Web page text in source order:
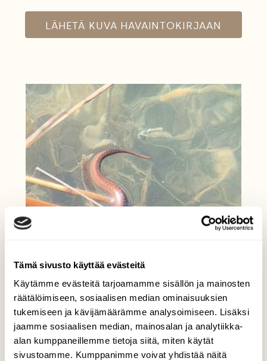
Tämä sivusto käyttää evästeitä
Käytämme evästeitä tarjoamamme sisällön ja mainosten
räätälöimiseen, sosiaalisen median ominaisuuksien
tukemiseen ja kävijämäärämme analysoimiseen. Lisäksi
jaamme sosiaalisen median, mainosalan ja analytiikka-
alan kumppaneillemme tietoja siitä, miten käytät
sivustoamme. Kumppanimme voivat yhdistää näitä
LÄHETÄ KUVA HAVAINTOKIRJAAN